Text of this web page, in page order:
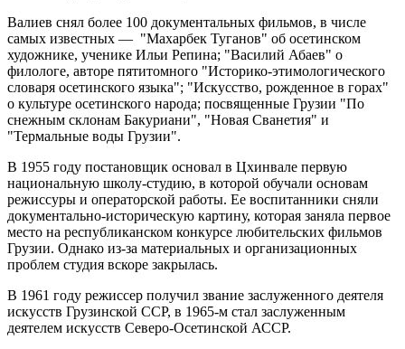
Валиев снял более 100 документальных фильмов, в числе
самых известных — "Махарбек Туганов" об осетинском
художнике, ученике Ильи Репина; "Василий Абаев" о
филологе, авторе пятитомного "Историко-этимологического
словаря осетинского языка"; "Искусство, рожденное в горах"
о культуре осетинского народа; посвященные Грузии "По
снежным склонам Бакуриани", "Новая Сванетия" и
"Термальные воды Грузии".
В 1955 году постановщик основал в Цхинвале первую
национальную школу-студию, в которой обучали основам
режиссуры и операторской работы. Ее воспитанники сняли
документально-историческую картину, которая заняла первое
место на республиканском конкурсе любительских фильмов
Грузии. Однако из-за материальных и организационных
проблем студия вскоре закрылась.
В 1961 году режиссер получил звание заслуженного деятеля
искусств Грузинской ССР, в 1965-м стал заслуженным
деятелем искусств Северо-Осетинской АССР.